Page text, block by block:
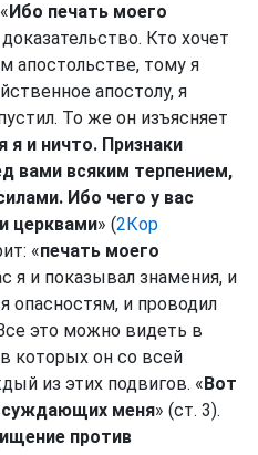
Ибо печать моего
доказательство. Кто хочет
апостольстве, тому я
апостолу, я
То же он изъясняет
я и ничто. Признаки
вами всяким терпением,
Ибо чего у вас
церквами» (2Кор
«печать моего
я и показывал знамения, и
опасностям, и проводил
это можно видеть в
которых он со всей
из этих подвигов. «Вот
меня» (ст. 3).
против